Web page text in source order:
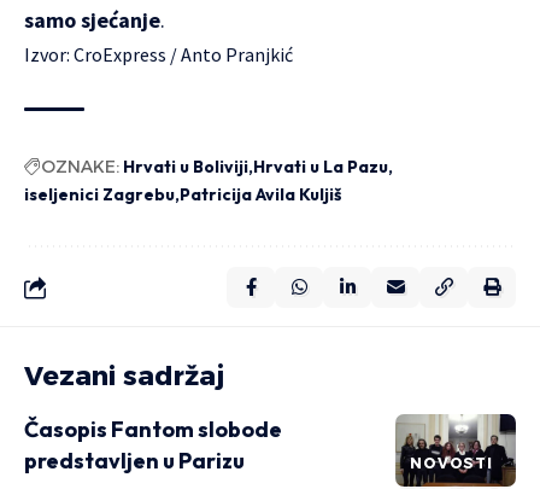
samo sjećanje.
Izvor: CroExpress / Anto Pranjkić
OZNAKE: Hrvati u Boliviji Hrvati u La Pazu
iseljenici Zagrebu Patricija Avila Kuljiš
Vezani sadržaj
NOVOSTI
Časopis Fantom slobode
predstavljen u Parizu